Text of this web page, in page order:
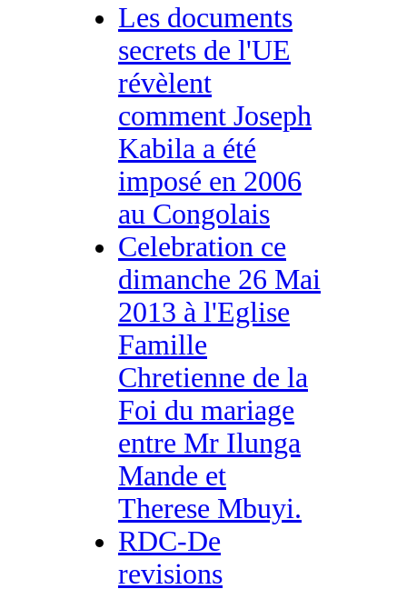
Les documents
secrets de l'UE
révèlent
comment Joseph
Kabila a été
imposé en 2006
au Congolais
Celebration ce
dimanche 26 Mai
2013 à l'Eglise
Famille
Chretienne de la
Foi du mariage
entre Mr Ilunga
Mande et
Therese Mbuyi.
RDC-De
revisions